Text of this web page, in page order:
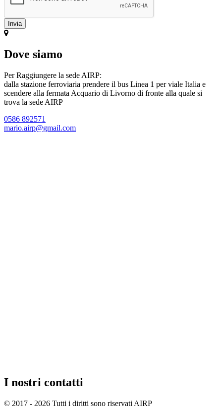
Dove siamo
Per Raggiungere la sede AIRP:
dalla stazione ferroviaria prendere il bus Linea 1 per viale Italia e
scendere alla fermata Acquario di Livorno di fronte alla quale si
trova la sede AIRP
0586 892571
mario.airp@gmail.com
I nostri contatti
© 2017 - 2026 Tutti i diritti sono riservati AIRP